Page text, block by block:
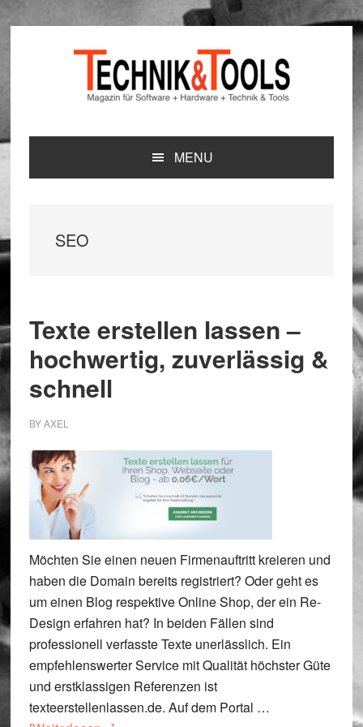
Zur
Hauptnavigation
Zum
Inhalt
Zur
Seitenspalte
MENU
SEO
Texte erstellen lassen –
hochwertig, zuverlässig &
schnell
BYAXEL
Möchten Sie einen neuen Firmenauftritt kreieren und
haben die Domain bereits registriert? Oder geht es
um einen Blog respektive Online Shop, der ein Re-
Design erfahren hat? In beiden Fällen sind
professionell verfasste Texte unerlässlich. Ein
empfehlenswerter Service mit Qualität höchster Güte
und erstklassigen Referenzen ist
texteerstellenlassen.de. Auf dem Portal …